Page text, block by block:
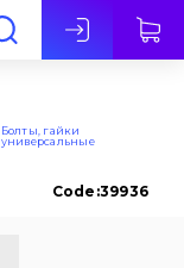
Болты, гайки
универсальные
Code:39936